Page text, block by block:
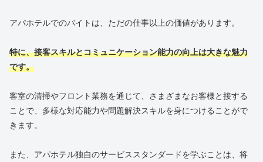
アパホテルでのバイトは、ただの仕事以上の価値があります。
特に、接客スキルとコミュニケーション能力の向上は大きな魅力
です。
客室の清掃やフロント業務を通じて、さまざまなお客様と接する
ことで、多様な対応能力や問題解決スキルを身につけることがで
きます。
また、アパホテル独自のサービススタンダードを学ぶことは、将